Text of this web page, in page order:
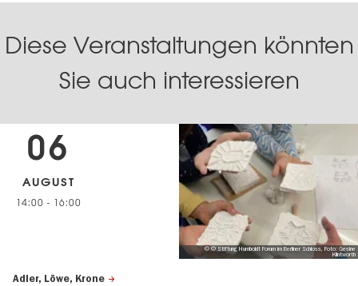
Diese Veranstaltungen könnten
Sie auch interessieren
Adler, Löwe, Krone
06
AUGUST
14:00 - 16:00
© © Stiftung Humboldt Forum im Berliner Schloss, Foto: Gesine
Klintworth